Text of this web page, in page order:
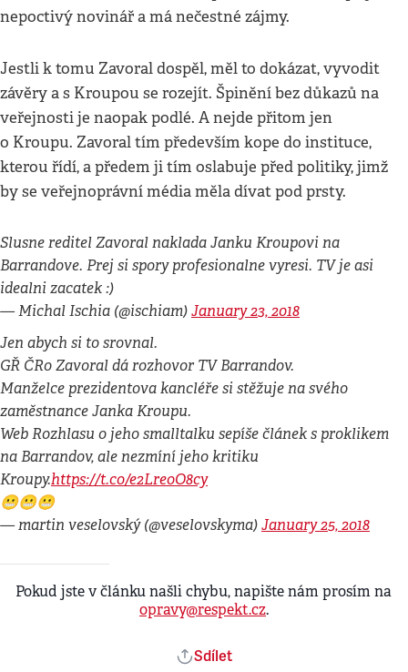
nepoctivý novinář a má nečestné zájmy.
Jestli k tomu Zavoral dospěl, měl to dokázat, vyvodit
závěry a s Kroupou se rozejít. Špinění bez důkazů na
veřejnosti je naopak podlé. A nejde přitom jen
o Kroupu. Zavoral tím především kope do instituce,
kterou řídí, a předem ji tím oslabuje před politiky, jimž
by se veřejnoprávní média měla dívat pod prsty.
Slusne reditel Zavoral naklada Janku Kroupovi na
Barrandove. Prej si spory profesionalne vyresi. TV je asi
idealni zacatek :)
— Michal Ischia (@ischiam)January 23, 2018
Jen abych si to srovnal.
GŘ ČRo Zavoral dá rozhovor TV Barrandov.
Manželce prezidentova kancléře si stěžuje na svého
zaměstnance Janka Kroupu.
Web Rozhlasu o jeho smalltalku sepíše článek s proklikem
na Barrandov, ale nezmíní jeho kritiku
Kroupy.https://t.co/e2LreoO8cy
😬😬😬
— martin veselovský (@veselovskyma)January 25, 2018
Pokud jste v článku našli chybu, napište nám prosím na
opravy@respekt.cz.
Sdílet